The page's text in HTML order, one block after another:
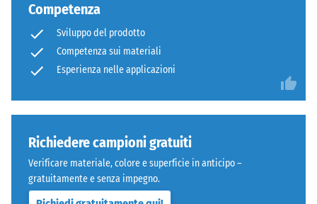
Competenza
Sviluppo del prodotto
Competenza sui materiali
Esperienza nelle applicazioni
Richiedere campioni gratuiti
Verificare materiale, colore e superficie in anticipo –
gratuitamente e senza impegno.